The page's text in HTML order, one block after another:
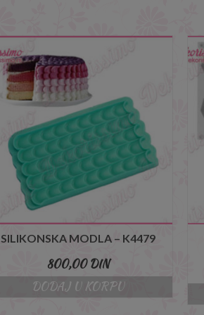
SILIKONSKA MODLA – K4479
800,00DIN
DODAJ U KORPU